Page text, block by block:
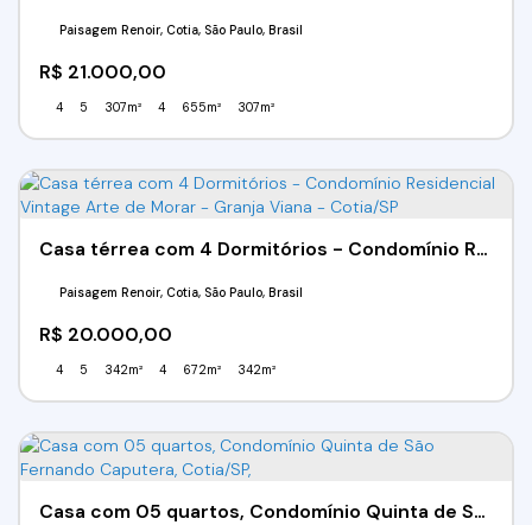
R$ 21.000,00
Paisagem Renoir, Cotia, São Paulo, Brasil
4 5 307m² 4 655m² 307m²
Casa térrea com 4 Dormitórios - Condomínio Residencial Vintage Arte de Morar - Granja Viana - Cotia/SP
R$ 20.000,00
Paisagem Renoir, Cotia, São Paulo, Brasil
4 5 342m² 4 672m² 342m²
Casa com 05 quartos, Condomínio Quinta de São Fernando Caputera, Cotia/SP,